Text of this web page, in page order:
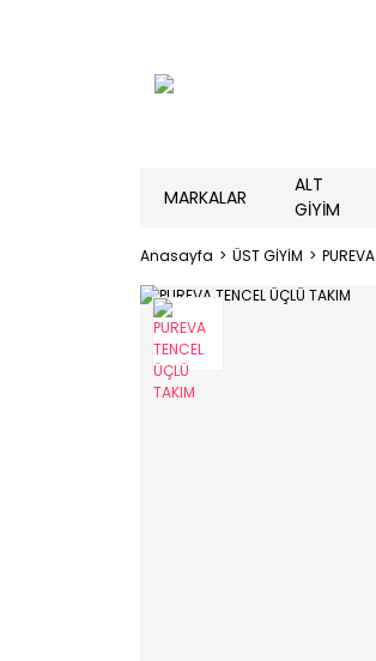
MARKALAR
ALT
GİYİM
Anasayfa ÜST GİYİM